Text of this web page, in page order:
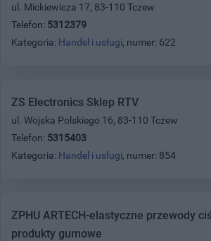
ul. Mickiewicza 17, 83-110 Tczew
Telefon: 5312379
Kategoria: Handel i usługi, numer: 622
ZS Electronics Sklep RTV
ul. Wojska Polskiego 16, 83-110 Tczew
Telefon: 5315403
Kategoria: Handel i usługi, numer: 854
ZPHU ARTECH-elastyczne przewody
produkty gumowe